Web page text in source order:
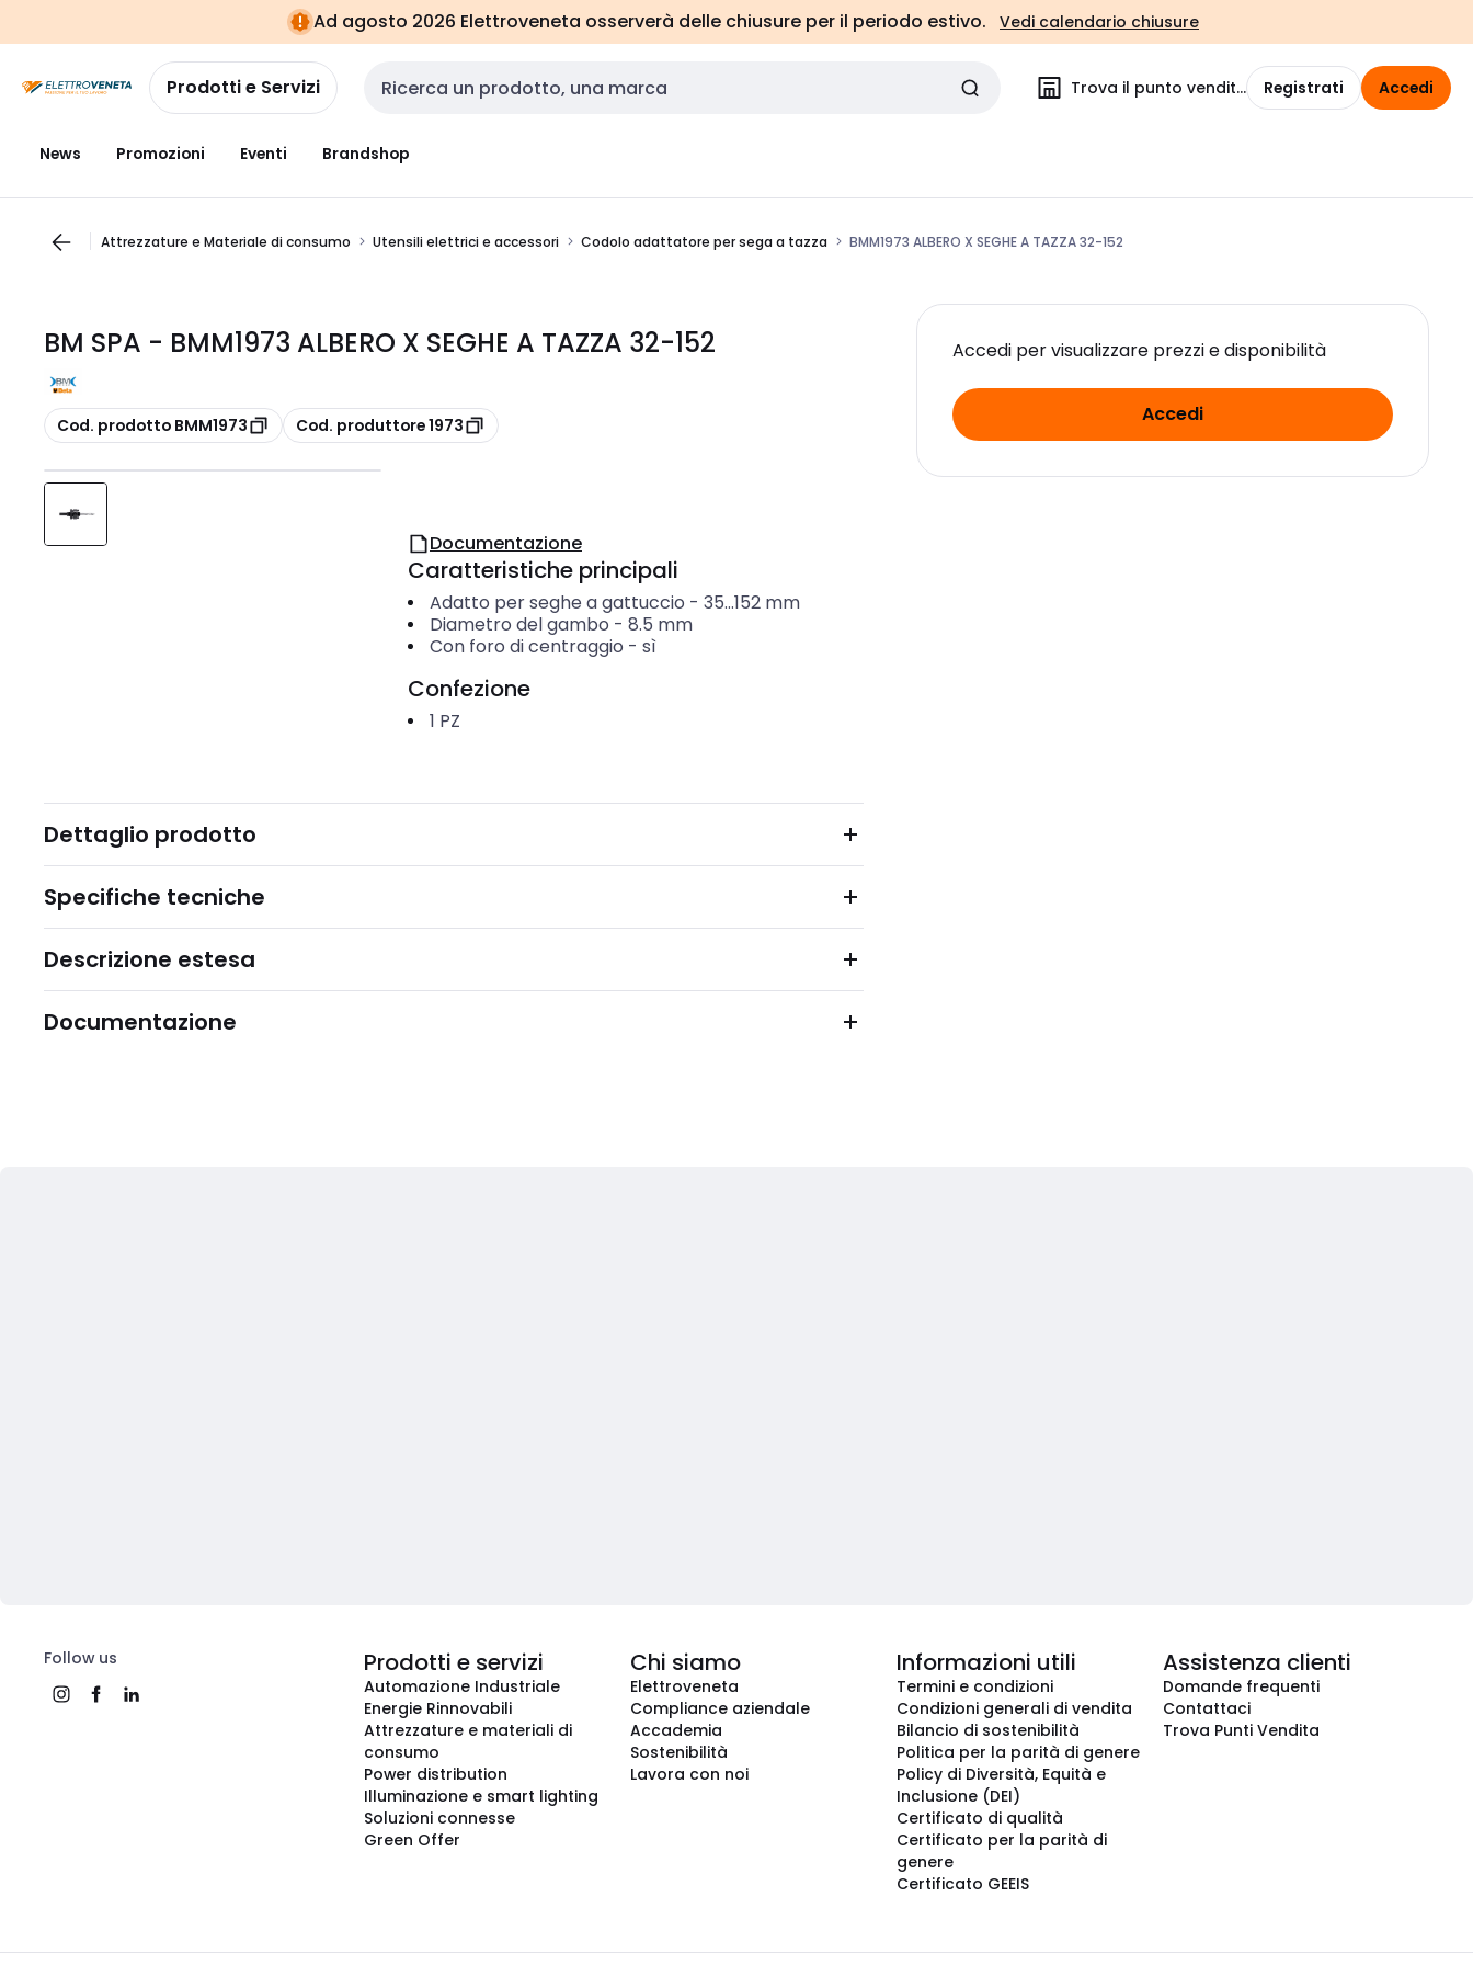
navigazionealla
pagina
Ad agosto 2026 Elettroveneta osserverà delle chiusure per il periodo estivo. Vedi calendario chiusure
Prodotti e Servizi Cerca input Trova il punto vendita Registrati Accedi
News Promozioni Eventi Brandshop
Attrezzature e Materiale di consumo Utensili elettrici e accessori Codolo adattatore per sega a tazza BMM1973 ALBERO X SEGHE A TAZZA 32-152
BM SPA - BMM1973 ALBERO X SEGHE A TAZZA 32-152
copia
Cod. prodotto BMM1973 copia
Cod. produttore 1973
Accedi per visualizzare prezzi e disponibilità
Accedi
Documentazione
Caratteristiche principali
Adatto per seghe a gattuccio - 35...152 mm
Diametro del gambo - 8.5 mm
Con foro di centraggio - sì
Confezione
1 PZ
Dettaglio prodotto
Specifiche tecniche
Descrizione estesa
Documentazione
Follow us Prodotti e servizi
Automazione Industriale
Energie Rinnovabili
Attrezzature e materiali di
consumo
Power distribution
Illuminazione e smart lighting
Soluzioni connesse
Green Offer
Chi siamo
Elettroveneta
Compliance aziendale
Accademia
Sostenibilità
Lavora con noi
Informazioni utili
Termini e condizioni
Condizioni generali di vendita
Bilancio di sostenibilità
Politica per la parità di genere
Policy di Diversità, Equità e
Inclusione (DEI)
Certificato di qualità
Certificato per la parità di
genere
Certificato GEEIS
Assistenza clienti
Domande frequenti
Contattaci
Trova Punti Vendita